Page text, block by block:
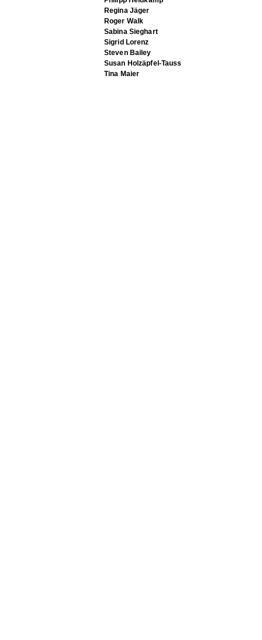
Regina Jäger
Roger Walk
Sabina Sieghart
Sigrid Lorenz
Steven Bailey
Susan Holzäpfel-Tauss
Tina Maier